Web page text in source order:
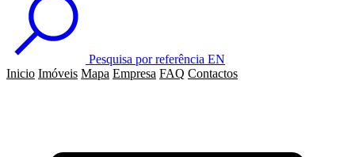
Pesquisa por referência EN
Inicio Imóveis Mapa Empresa FAQ Contactos